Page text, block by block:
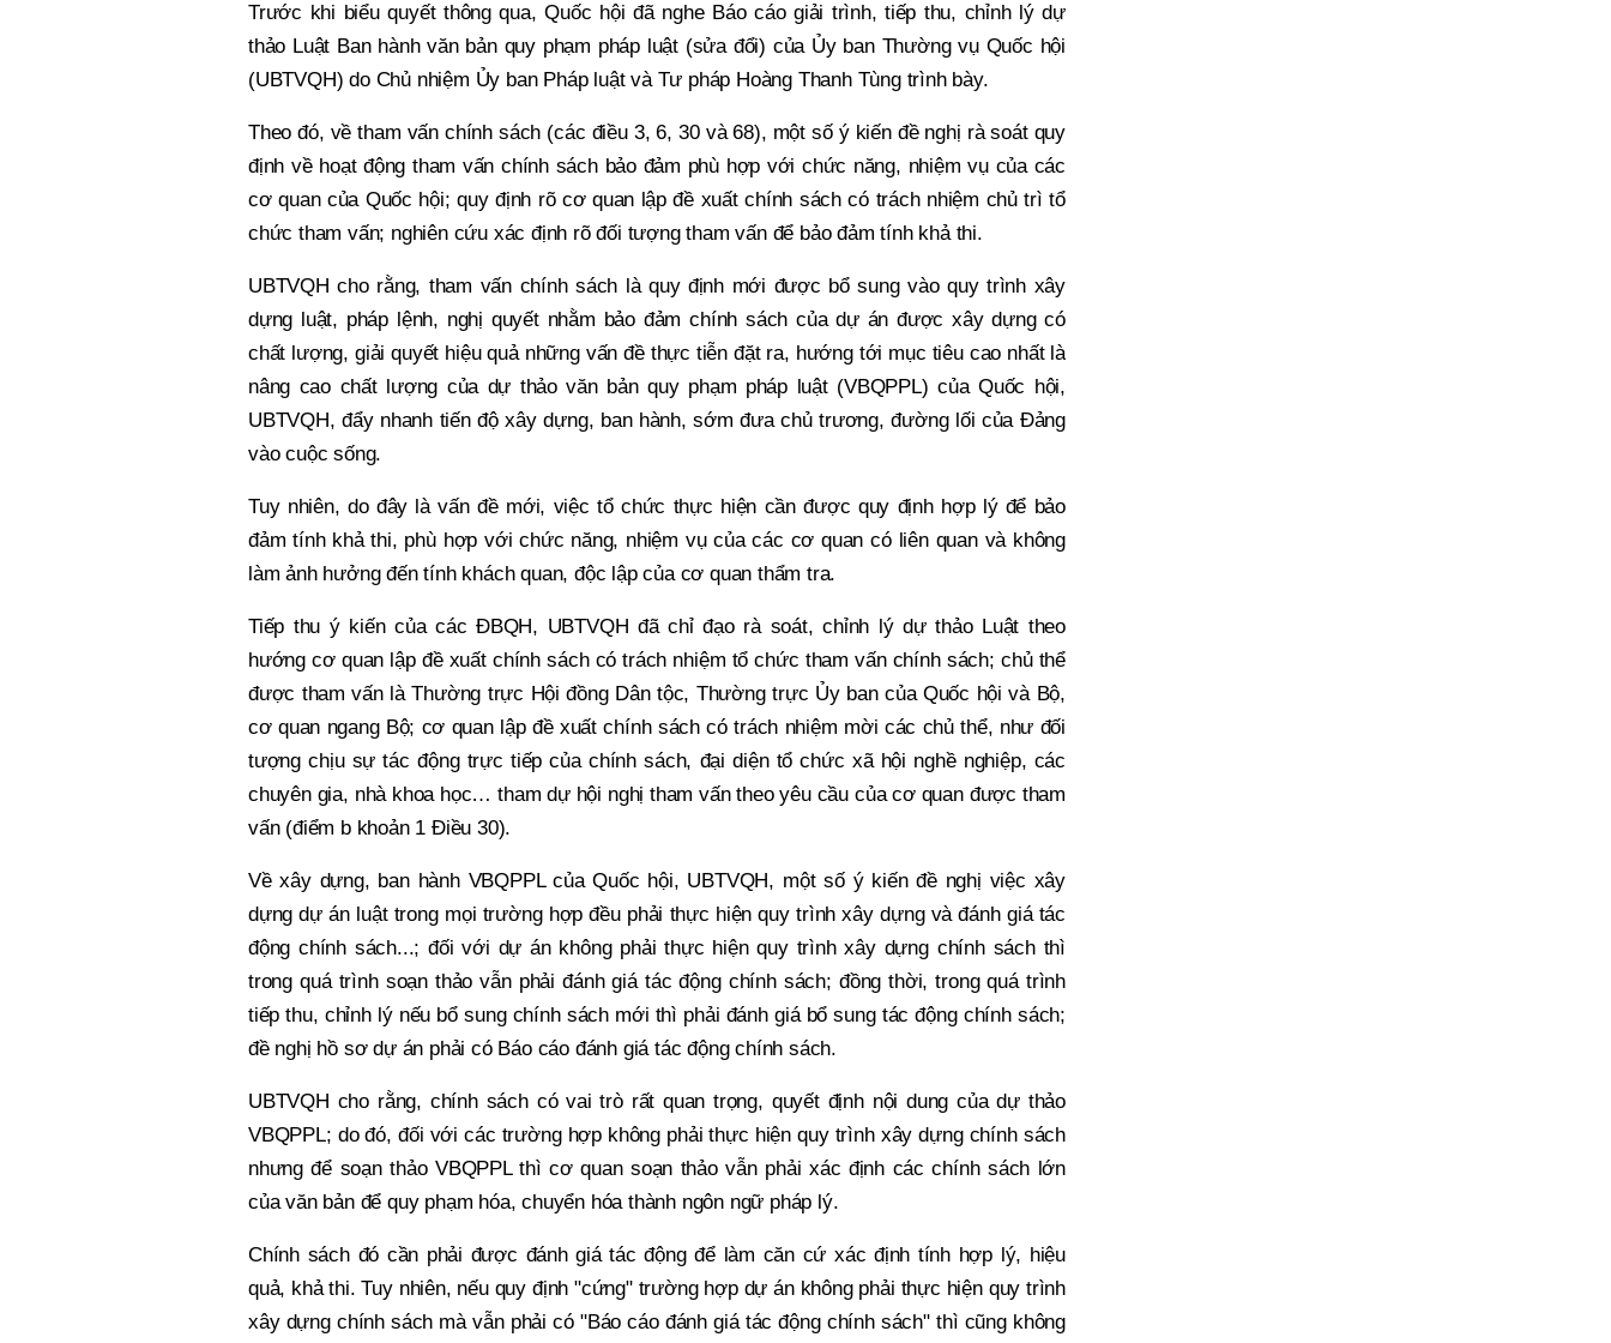
Trước khi biểu quyết thông qua, Quốc hội đã nghe Báo cáo giải trình, tiếp thu, chỉnh lý dự
thảo Luật Ban hành văn bản quy phạm pháp luật (sửa đổi) của Ủy ban Thường vụ Quốc hội
(UBTVQH) do Chủ nhiệm Ủy ban Pháp luật và Tư pháp Hoàng Thanh Tùng trình bày.
Theo đó, về tham vấn chính sách (các điều 3, 6, 30 và 68), một số ý kiến đề nghị rà soát quy
định về hoạt động tham vấn chính sách bảo đảm phù hợp với chức năng, nhiệm vụ của các
cơ quan của Quốc hội; quy định rõ cơ quan lập đề xuất chính sách có trách nhiệm chủ trì tổ
chức tham vấn; nghiên cứu xác định rõ đối tượng tham vấn để bảo đảm tính khả thi.
UBTVQH cho rằng, tham vấn chính sách là quy định mới được bổ sung vào quy trình xây
dựng luật, pháp lệnh, nghị quyết nhằm bảo đảm chính sách của dự án được xây dựng có
chất lượng, giải quyết hiệu quả những vấn đề thực tiễn đặt ra, hướng tới mục tiêu cao nhất là
nâng cao chất lượng của dự thảo văn bản quy phạm pháp luật (VBQPPL) của Quốc hội,
UBTVQH, đẩy nhanh tiến độ xây dựng, ban hành, sớm đưa chủ trương, đường lối của Đảng
vào cuộc sống.
Tuy nhiên, do đây là vấn đề mới, việc tổ chức thực hiện cần được quy định hợp lý để bảo
đảm tính khả thi, phù hợp với chức năng, nhiệm vụ của các cơ quan có liên quan và không
làm ảnh hưởng đến tính khách quan, độc lập của cơ quan thẩm tra.
Tiếp thu ý kiến của các ĐBQH, UBTVQH đã chỉ đạo rà soát, chỉnh lý dự thảo Luật theo
hướng cơ quan lập đề xuất chính sách có trách nhiệm tổ chức tham vấn chính sách; chủ thể
được tham vấn là Thường trực Hội đồng Dân tộc, Thường trực Ủy ban của Quốc hội và Bộ,
cơ quan ngang Bộ; cơ quan lập đề xuất chính sách có trách nhiệm mời các chủ thể, như đối
tượng chịu sự tác động trực tiếp của chính sách, đại diện tổ chức xã hội nghề nghiệp, các
chuyên gia, nhà khoa học… tham dự hội nghị tham vấn theo yêu cầu của cơ quan được tham
vấn (điểm b khoản 1 Điều 30).
Về xây dựng, ban hành VBQPPL của Quốc hội, UBTVQH, một số ý kiến đề nghị việc xây
dựng dự án luật trong mọi trường hợp đều phải thực hiện quy trình xây dựng và đánh giá tác
động chính sách...; đối với dự án không phải thực hiện quy trình xây dựng chính sách thì
trong quá trình soạn thảo vẫn phải đánh giá tác động chính sách; đồng thời, trong quá trình
tiếp thu, chỉnh lý nếu bổ sung chính sách mới thì phải đánh giá bổ sung tác động chính sách;
đề nghị hồ sơ dự án phải có Báo cáo đánh giá tác động chính sách.
UBTVQH cho rằng, chính sách có vai trò rất quan trọng, quyết định nội dung của dự thảo
VBQPPL; do đó, đối với các trường hợp không phải thực hiện quy trình xây dựng chính sách
nhưng để soạn thảo VBQPPL thì cơ quan soạn thảo vẫn phải xác định các chính sách lớn
của văn bản để quy phạm hóa, chuyển hóa thành ngôn ngữ pháp lý.
Chính sách đó cần phải được đánh giá tác động để làm căn cứ xác định tính hợp lý, hiệu
quả, khả thi. Tuy nhiên, nếu quy định "cứng" trường hợp dự án không phải thực hiện quy trình
xây dựng chính sách mà vẫn phải có "Báo cáo đánh giá tác động chính sách" thì cũng không